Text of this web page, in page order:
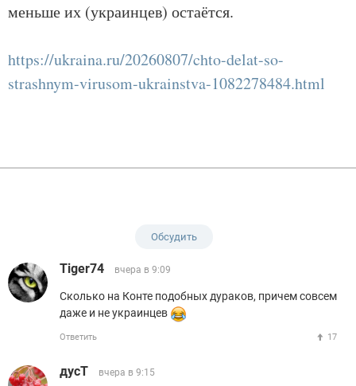
меньше их (украинцев) остаётся.
https://ukraina.ru/20260807/chto-delat-so-
strashnym-virusom-ukrainstva-1082278484.html
Обсудить
Tiger74 вчера в 9:09
Сколько на Конте подобных дураков, причем совсем
даже и не украинцев
Ответить 17
дусТ вчера в 9:15